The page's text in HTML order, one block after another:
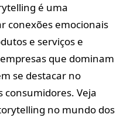
é uma
conexões emocionais
e serviços e
que dominam
se destacar no
consumidores. Veja
no mundo dos